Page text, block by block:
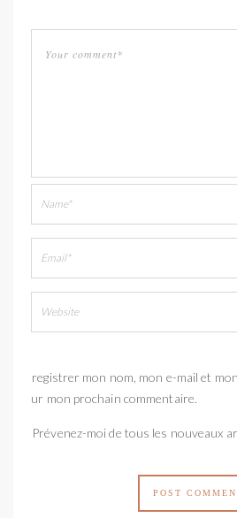
Enregistrer mon nom, mon e-mail et
pour mon prochain commentaire.
Prévenez-moi de tous les nouveaux